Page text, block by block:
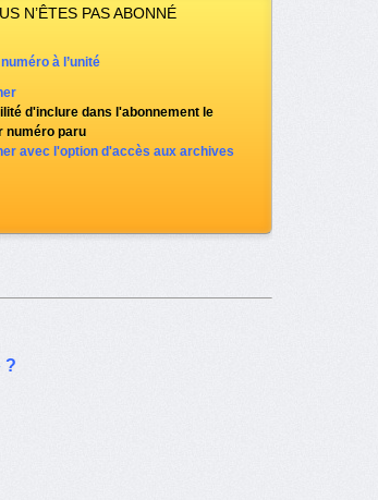
N’ÊTES PAS ABONNÉ
à l’unité
d'inclure dans l'abonnement le
numéro paru
avec l'option d'accès aux archives
?